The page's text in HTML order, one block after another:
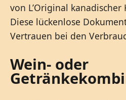
von L’Original
Diese lückenlose
Vertrauen bei den
Wein- oder